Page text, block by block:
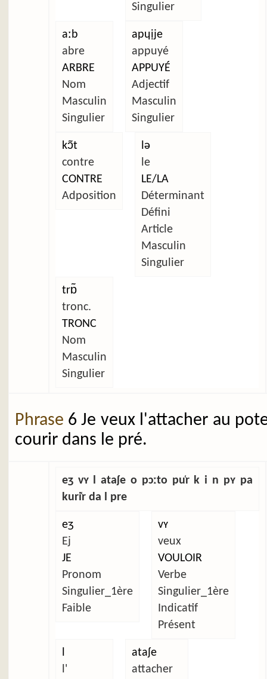
Singulier
aːb
abre
ARBRE
Nom
Masculin
Singulier
apɥịje
appuyé
APPUYÉ
Adjectif
Masculin
Singulier
kɔ̃t
contre
CONTRE
Adposition
lə
le
LE/LA
Déterminant
Défini
Article
Masculin
Singulier
trɒ̃
tronc.
TRONC
Nom
Masculin
Singulier
Phrase 6 Je veux l'attacher au
courir dans le pré.
eʒ vʏ l ataʃe o pɔːto pu̜r k i n pʏ pa
kuri̜r da l pre
eʒ
Ej
JE
Pronom
Singulier_1ère
Faible
vʏ
veux
VOULOIR
Verbe
Singulier_1ère
Indicatif
Présent
l'
ataʃe
attacher